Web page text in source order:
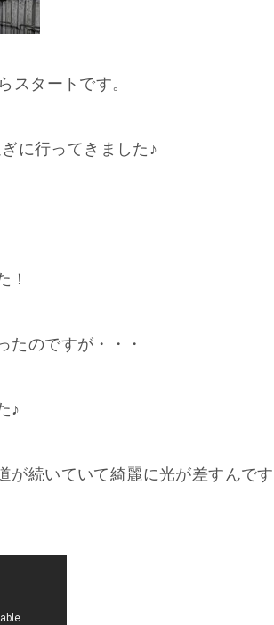
スタートです。
に行ってきました♪
！
たのですが・・・
♪
が続いていて綺麗に光が差すんです